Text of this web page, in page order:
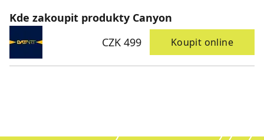
Kde zakoupit produkty Canyon
CZK 499
Koupit online